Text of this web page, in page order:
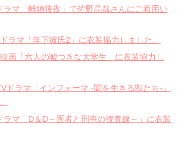
マ「離婚後夜」で佐野晶哉さんにご着用い
ラマ「年下彼氏2」に衣装協力しました。
画「六人の嘘つきな大学生」に衣装協力し
ドラマ「インフォーマ -闇を生きる獣たち-」
マ「D＆D～医者と刑事の捜査線～」に衣装